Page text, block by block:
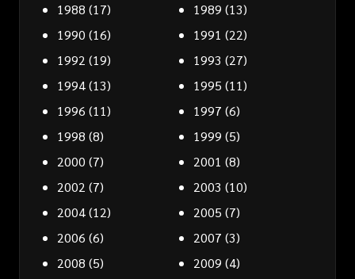
1988 (17) 1989 (13)
1990 (16) 1991 (22)
1992 (19) 1993 (27)
1994(13) 1995 (11)
1996 (11) 1997 (6)
1998 (8) 1999 (5)
2000 (7) 2001 (8)
2002 (7) 2003 (10)
2004(12) 2005 (7)
2006 (6) 2007 (3)
2008 (5) 2009 (4)